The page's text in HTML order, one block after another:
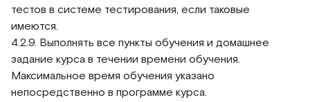
тестов в системе тестирования, если таковые
имеются.
4.2.9. Выполнять все пункты обучения и домашнее
задание курса в течении времени обучения.
Максимальное время обучения указано
непосредственно в программе курса.